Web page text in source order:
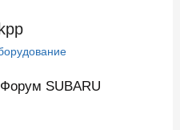
SUBARU